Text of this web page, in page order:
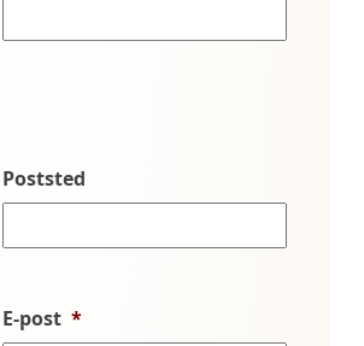
Poststed
E-post *